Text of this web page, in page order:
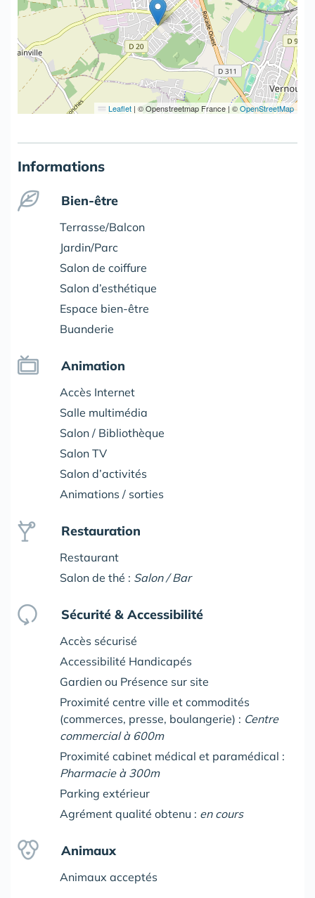
Leaflet | © Openstreetmap France | ©OpenStreetMap
Informations
Bien-être
Terrasse/Balcon
Jardin/Parc
Salon de coiffure
Salon d’esthétique
Espace bien-être
Buanderie
Animation
Accès Internet
Salle multimédia
Salon / Bibliothèque
Salon TV
Salon d’activités
Animations / sorties
Restauration
Restaurant
Salon de thé : Salon / Bar
Sécurité & Accessibilité
Accès sécurisé
Accessibilité Handicapés
Gardien ou Présence sur site
Proximité centre ville et commodités
(commerces, presse, boulangerie) : Centre
commercial à 600m
Proximité cabinet médical et paramédical :
Pharmacie à 300m
Parking extérieur
Agrément qualité obtenu : en cours
Animaux
Animaux acceptés